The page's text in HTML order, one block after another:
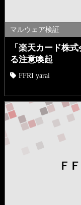
マルウェア検証
「楽天カード株
る注意喚起
FFRI yarai